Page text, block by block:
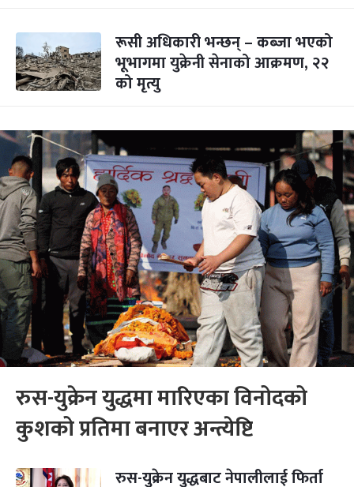
रूसी अधिकारी भन्छन् – कब्जा भएको
भूभागमा युक्रेनी सेनाको आक्रमण, २२
को मृत्यु
रुस-युक्रेन युद्धमा मारिएका विनोदको
कुशको प्रतिमा बनाएर अन्त्येष्टि
रुस-युक्रेन युद्धबाट नेपालीलाई फिर्ता